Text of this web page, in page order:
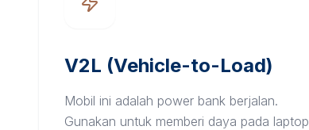
V2L (Vehicle-to-Load)
Mobil ini adalah power bank berjalan.
Gunakan untuk memberi daya pada laptop,